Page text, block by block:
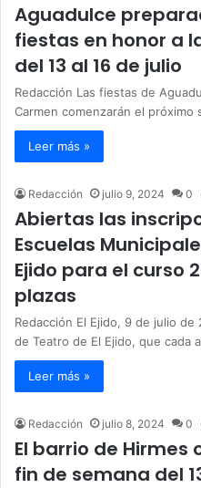
Aguadulce
fiestas en honor a
del 13 al 16 de julio
Redacción Las fiestas de
Carmen comenzarán el próximo
Leer más »
Redacción julio 9, 2024 0
Abiertas las
Escuelas
Ejido para el curso
plazas
Redacción El Ejido, 9 de julio
de Teatro de El Ejido, que cada
Leer más »
Redacción julio 8, 2024 0
El barrio de Hirmes
fin de semana del